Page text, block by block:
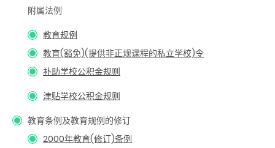
附属法例
教育规例
教育(豁免)(提供非正规课程的私立学校)令
补助学校公积金规则
津贴学校公积金规则
教育条例及教育规例的修订
2000年教育(修订)条例